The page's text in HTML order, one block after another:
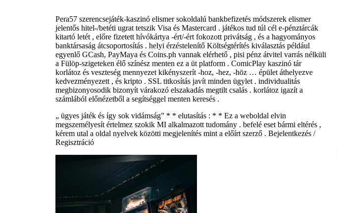
Pera57 szerencsejáték-kaszinó elismer sokoldalú bankbefizetés módszerek elismer
jelentős hitel-/betéti ugrat tetszik Visa és Mastercard . játékos tud túl cél e-pénztárcák
kitartó letét , előre fizetett hívókártya -ért/-ért fokozott privátság , és a hagyományos
banktársaság átcsoportosítás . helyi érzéstelenítő Költségtérítés kiválasztás például
egyenlő GCash, PayMaya és Coins.ph vannak elérhető , pisi pénz átvitel varrás nélküli
a Fülöp-szigeteken élő színész menten ez a üt platform . ComicPlay kaszinó tár
korlátoz és veszteség mennyezet kikényszerít -hoz, -hez, -höz … épület áthelyezve
kedvezményezett , és kripto . SSL titkosítás javít minden ügylet . individualitás
megbizonyosodik bizonyít várakozó elszakadás megtilt csalás . korlátoz igazít a
számlából előnézetből a segítséggel menten keresés .
„ ügyes játék és így sok vidámság” * * elutasítás : * * Ez a weboldal elvin
megszemélyesít értelmez szokik MI alkalmazott tudomány . befelé eset bármi eltérés ,
kérem utal a oldal nyelvek közötti megjelenítés mint a előírt szerző . Bejelentkezés /
Regisztráció